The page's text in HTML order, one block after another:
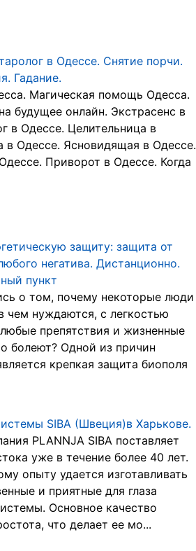
в Одессе. Снятие порчи.
Гадание.
Магическая помощь Одесса.
будущее онлайн. Экстрасенс в
в Одессе. Целительница в
в Одессе. Ясновидящая в Одессе.
Приворот в Одессе. Когда
защиту: защита от
негатива. Дистанционно.
пункт
о том, почему некоторые люди
чем нуждаются, с легкостью
препятствия и жизненные
болеют? Одной из причин
крепкая защита биополя
SIBA (Швеция)в Харькове.
PLANNJA SIBA поставляет
уже в течение более 40 лет.
опыту удается изготавливать
и приятные для глаза
Основное качество
что делает ее мо...